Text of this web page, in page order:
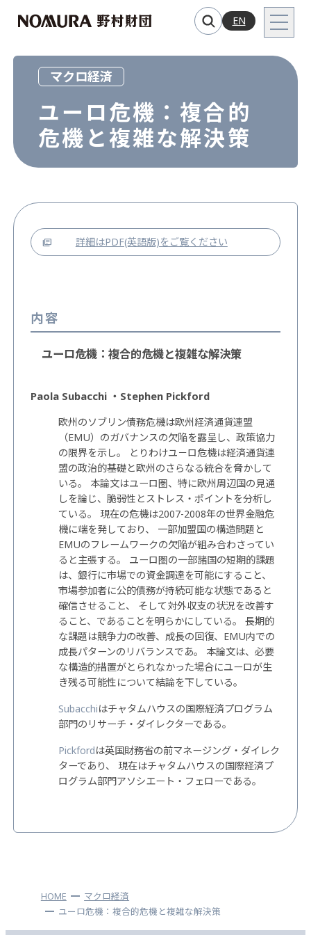
EN
マクロ経済
ユーロ危機：複合的
危機と複雑な解決策
詳細はPDF(英語版)をご覧ください
内容
ユーロ危機：複合的危機と複雑な解決策
Paola Subacchi ・Stephen Pickford
欧州のソブリン債務危機は欧州経済通貨連盟
（EMU）のガバナンスの欠陥を露呈し、政策協力
の限界を示し。 とりわけユ－ロ危機は経済通貨連
盟の政治的基礎と欧州のさらなる統合を脅かして
いる。 本論文はユーロ圏、特に欧州周辺国の見通
しを論じ、脆弱性とストレス・ポイントを分析し
ている。 現在の危機は2007-2008年の世界金融危
機に端を発しており、 一部加盟国の構造問題と
EMUのフレームワークの欠陥が組み合わさってい
ると主張する。 ユーロ圏の一部諸国の短期的課題
は、銀行に市場での資金調達を可能にすること、
市場参加者に公的債務が持続可能な状態であると
確信させること、 そして対外収支の状況を改善す
ること、であることを明らかにしている。 長期的
な課題は競争力の改善、成長の回復、EMU内での
成長パターンのリバランスであ。 本論文は、必要
な構造的措置がとられなかった場合にユーロが生
き残る可能性について結論を下している。
Subacchiはチャタムハウスの国際経済プログラム
部門のリサーチ・ダイレクターである。
Pickfordは英国財務省の前マネージング・ダイレク
ターであり、 現在はチャタムハウスの国際経済プ
ログラム部門アソシエート・フェローである。
HOME
マクロ経済
ユーロ危機：複合的危機と複雑な解決策